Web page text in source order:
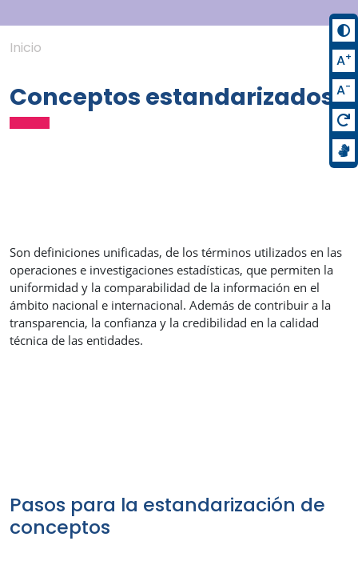
Inicio
Conceptos estandarizados
Son definiciones unificadas, de los términos utilizados en las
operaciones e investigaciones estadísticas, que permiten la
uniformidad y la comparabilidad de la información en el
ámbito nacional e internacional. Además de contribuir a la
transparencia, la confianza y la credibilidad en la calidad
técnica de las entidades.
Pasos para la estandarización de
conceptos
A+
A-